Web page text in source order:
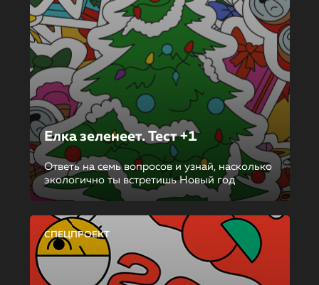
Елка зеленеет. Тест +1
Ответь на семь вопросов и узнай, насколько
экологично ты встретишь Новый год
СПЕЦПРОЕКТ